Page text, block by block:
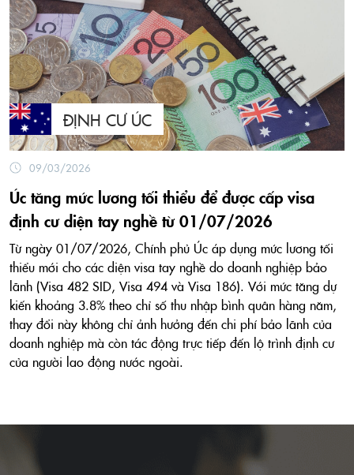
ĐỊNH CƯ ÚC
09/03/2026
Úc tăng mức lương tối thiểu để được cấp visa
định cư diện tay nghề từ 01/07/2026
Từ ngày 01/07/2026, Chính phủ Úc áp dụng mức lương tối
thiểu mới cho các diện visa tay nghề do doanh nghiệp bảo
lãnh (Visa 482 SID, Visa 494 và Visa 186). Với mức tăng dự
kiến khoảng 3.8% theo chỉ số thu nhập bình quân hàng năm,
thay đổi này không chỉ ảnh hưởng đến chi phí bảo lãnh của
doanh nghiệp mà còn tác động trực tiếp đến lộ trình định cư
của người lao động nước ngoài.